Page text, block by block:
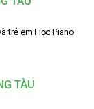
trẻ em Học Piano
TÀU